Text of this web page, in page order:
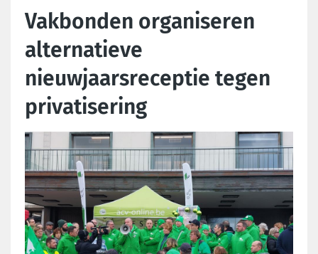
Vakbonden organiseren
alternatieve
nieuwjaarsreceptie tegen
privatisering